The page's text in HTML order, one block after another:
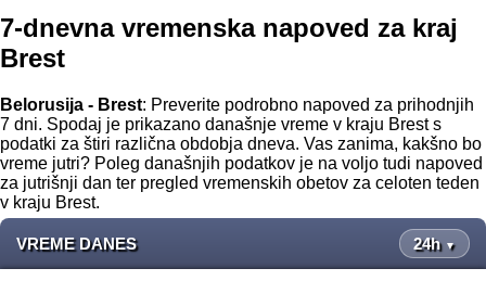
7-dnevna vremenska napoved za kraj
Brest
Belorusija - Brest: Preverite podrobno napoved za prihodnjih
7 dni. Spodaj je prikazano današnje vreme v kraju Brest s
podatki za štiri različna obdobja dneva. Vas zanima, kakšno bo
vreme jutri? Poleg današnjih podatkov je na voljo tudi napoved
za jutrišnji dan ter pregled vremenskih obetov za celoten teden
v kraju Brest.
VREME DANES 24h ▼